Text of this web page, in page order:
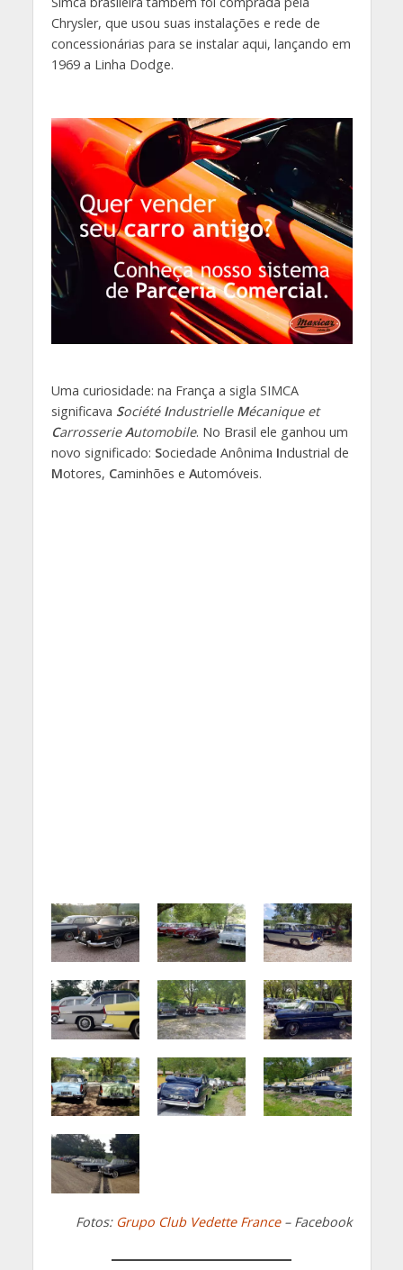
Chrysler, que usou suas instalações e rede de
concessionárias para se instalar aqui, lançando em
1969 a Linha Dodge.
Uma curiosidade: na França a sigla SIMCA
significava Société Industrielle Mécanique et
Carrosserie Automobile. No Brasil ele ganhou um
novo significado: Sociedade Anônima Industrial de
Motores, Caminhões e Automóveis.
Fotos: Grupo Club Vedette France– Facebook